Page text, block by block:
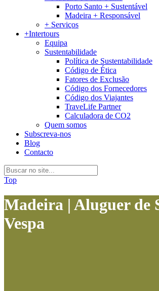
Porto Santo + Sustentável
Madeira + Responsável
+ Serviços
+Intertours
Equipa
Sustentabilidade
Política de Sustentabilidade
Código de Ética
Fatores de Exclusão
Código dos Fornecedores
Código dos Viajantes
TraveLife Partner
Calculadora de CO2
Quem somos
Subscreva-nos
Blog
Contacto
Top
Madeira | Aluguer de
Vespa